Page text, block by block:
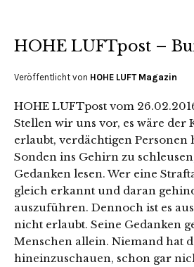
HOHE LUFTpost –
Veröffentlicht von HOHE LUFT Magazin
HOHE LUFTpost vom
Stellen wir uns vor, es wäre
erlaubt, verdächtigen
Sonden ins Gehirn zu
Gedanken lesen. Wer eine
gleich erkannt und daran
auszuführen. Dennoch ist es
nicht erlaubt. Seine Gedanken
Menschen allein. Niemand hat
hineinzuschauen, schon gar